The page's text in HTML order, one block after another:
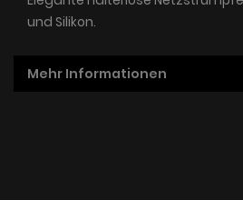
und Silikon.
Mehr Informationen